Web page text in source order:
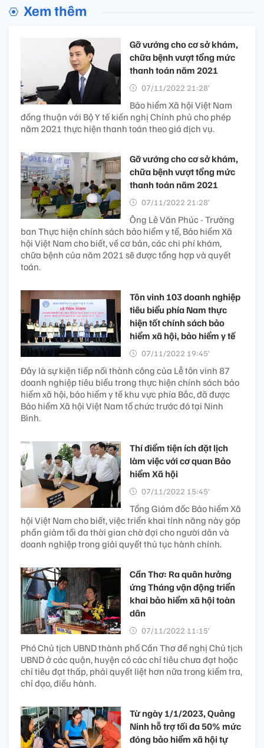
Xem thêm
Gỡ vướng cho cơ sở khám,
chữa bệnh vượt tổng mức
thanh toán năm 2021
07/11/2022 21:28’
Bảo hiểm Xã hội Việt Nam
đồng thuận với Bộ Y tế kiến nghị Chính phủ cho phép
năm 2021 thực hiện thanh toán theo giá dịch vụ.
Gỡ vướng cho cơ sở khám,
chữa bệnh vượt tổng mức
thanh toán năm 2021
07/11/2022 21:28’
Ông Lê Văn Phúc - Trưởng
ban Thực hiện chính sách bảo hiểm y tế, Bảo hiểm Xã
hội Việt Nam cho biết, về cơ bản, các chi phí khám,
chữa bệnh của năm 2021 sẽ được tổng hợp và quyết
toán.
Tôn vinh 103 doanh nghiệp
tiêu biểu phía Nam thực
hiện tốt chính sách bảo
hiểm xã hội, bảo hiểm y tế
07/11/2022 19:45’
Đây là sự kiện tiếp nối thành công của Lễ tôn vinh 87
doanh nghiệp tiêu biểu trong thực hiện chính sách bảo
hiểm xã hội, bảo hiểm y tế khu vực phía Bắc, đã được
Bảo hiểm Xã hội Việt Nam tổ chức trước đó tại Ninh
Bình.
Thí điểm tiện ích đặt lịch
làm việc với cơ quan Bảo
hiểm Xã hội
07/11/2022 15:45’
Tổng Giám đốc Bảo hiểm Xã
hội Việt Nam cho biết, việc triển khai tính năng này góp
phần giảm tối đa thời gian chờ đợi cho người dân và
doanh nghiệp trong giải quyết thủ tục hành chính.
Cần Thơ: Ra quân hưởng
ứng Tháng vận động triển
khai bảo hiểm xã hội toàn
dân
07/11/2022 11:15’
Phó Chủ tịch UBND thành phố Cần Thơ đề nghị Chủ tịch
UBND ở các quận, huyện có các chỉ tiêu chưa đạt hoặc
chỉ tiêu đạt thấp, phải quyết liệt hơn nữa trong kiểm tra,
chỉ đạo, điều hành.
Từ ngày 1/1/2023, Quảng
Ninh hỗ trợ tối đa 50% mức
đóng bảo hiểm xã hội tự